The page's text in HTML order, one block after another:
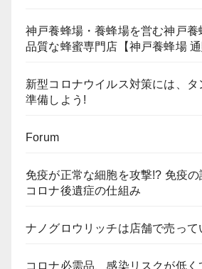
神戸養蜂場・養蜂場を営む神戸養
品質な蜂蜜専門店【神戸養蜂場 通
新型コロナウイルス対策には、タ
準備しよう!
Forum
免疫が正常な細胞を攻撃!? 免疫
コロナ後遺症の仕組み
ナノグロウリッチは店舗で売っ
コロナ必需品、感染リスクが低